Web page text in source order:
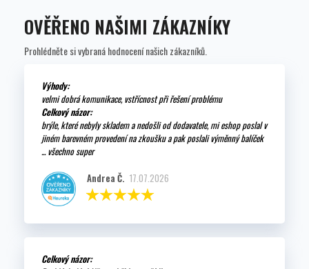
OVĚŘENO NAŠIMI ZÁKAZNÍKY
Prohlédněte si vybraná hodnocení našich zákazníků.
Výhody:
velmi dobrá komunikace, vstřícnost při řešení problému
Celkový názor:
brýle, které nebyly skladem a nedošli od dodavatele, mi eshop poslal v
jiném barevném provedení na zkoušku a pak poslali výměnný balíček
... všechno super
Andrea Č. 17.07.2026
Celkový názor: